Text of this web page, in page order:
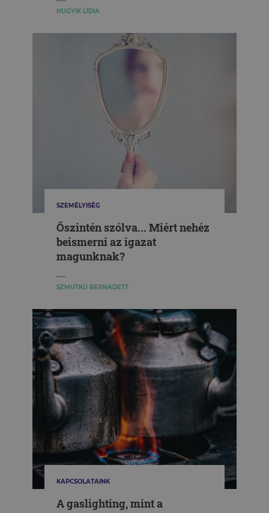
HUGYIK LÍDIA
SZEMÉLYISÉG
Őszintén szólva... Miért nehéz
beismerni az igazat
magunknak?
SZMUTKU BERNADETT
KAPCSOLATAINK
A gaslighting, mint a